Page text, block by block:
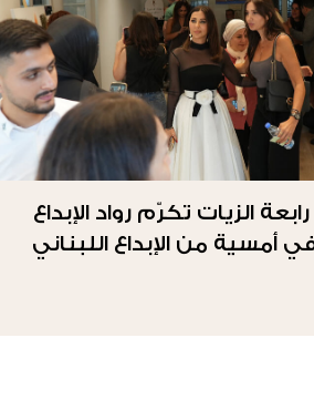
رابعة الزيات تكرّم رواد الإبداع
أمسية من الإبداع اللبناني